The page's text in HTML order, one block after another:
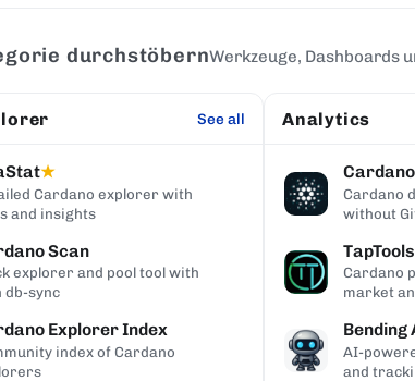
durchstöbernWerkzeuge, Dashboards
See all
★
Cardano explorer with
and insights
Scan
explorer and pool tool with
db-sync
Explorer Index
index of Cardano
Analytics
Cardano
without
TapTools
Cardano
market
Bending
AI-
and